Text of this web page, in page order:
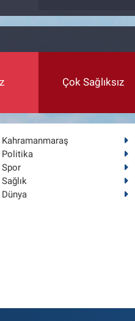
Çok Sağlıksız
Kahramanmaraş
Politika
Spor
Sağlık
Dünya